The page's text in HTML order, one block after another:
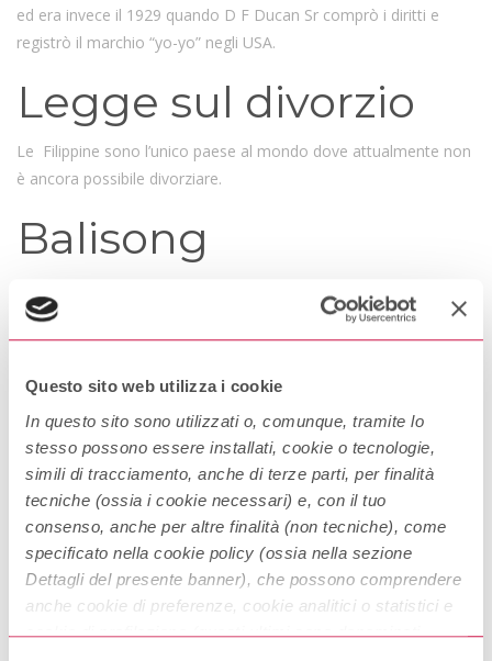
Questo sito web utilizza i cookie
In questo sito sono utilizzati o, comunque, tramite lo
stesso possono essere installati, cookie o tecnologie,
simili di tracciamento, anche di terze parti, per finalità
tecniche (ossia i cookie necessari) e, con il tuo
consenso, anche per altre finalità (non tecniche), come
specificato nella cookie policy (ossia nella sezione
Dettagli del presente banner), che possono comprendere
anche cookie di preferenze, cookie analitici o statistici e
cookie di profilazione (questi ultimi sono denominati
ed era invece il 1929 quando D F Ducan Sr comprò i diritti e
registrò il marchio “yo-yo” negli USA.
Legge sul divorzio
Le Filippine sono l’unico paese al mondo dove attualmente non
è ancora possibile divorziare.
Balisong
“coltello a farfalla”, il quale viene aperto in due parti
longitudinalmente per scoprire la lama.
Geografia
Sapevate che le Filippine sono il paese la cui superficie si
avvicina di più a quella dell’Italia? Ben 301.338 Km².
Mike Francis
E’ un cantante di Firenze che nel 1988 riscosse un grande
successo con il suo quarto album “Flashes of Life”, ma a causa
di problemi con la casa discografica decise di trasferirsi nelle